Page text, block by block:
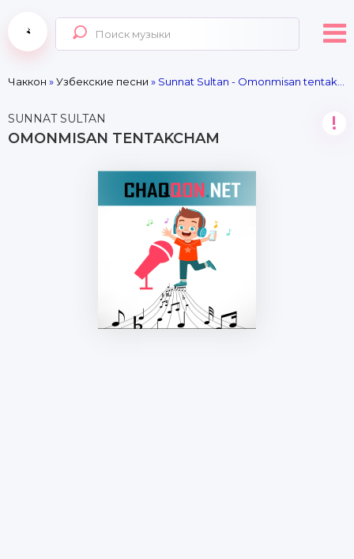
Чаккон »Узбекские песни » Sunnat Sultan - Omonmisan tentakcham
SUNNAT SULTAN
OMONMISAN TENTAKCHAM
!